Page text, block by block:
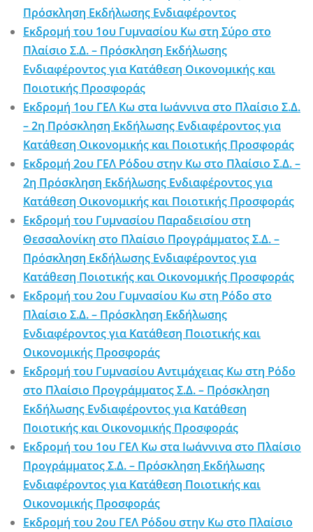
Πρόσκληση Εκδήλωσης Ενδιαφέροντος
Εκδρομή του 1ου Γυμνασίου Κω στη Σύρο στο
Πλαίσιο Σ.Δ. – Πρόσκληση Εκδήλωσης
Ενδιαφέροντος για Κατάθεση Οικονομικής και
Ποιοτικής Προσφοράς
Εκδρομή 1ου ΓΕΛ Κω στα Ιωάννινα στο Πλαίσιο Σ.Δ.
– 2η Πρόσκληση Εκδήλωσης Ενδιαφέροντος για
Κατάθεση Οικονομικής και Ποιοτικής Προσφοράς
Εκδρομή 2ου ΓΕΛ Ρόδου στην Κω στο Πλαίσιο Σ.Δ. –
2η Πρόσκληση Εκδήλωσης Ενδιαφέροντος για
Κατάθεση Οικονομικής και Ποιοτικής Προσφοράς
Εκδρομή του Γυμνασίου Παραδεισίου στη
Θεσσαλονίκη στο Πλαίσιο Προγράμματος Σ.Δ. –
Πρόσκληση Εκδήλωσης Ενδιαφέροντος για
Κατάθεση Ποιοτικής και Οικονομικής Προσφοράς
Εκδρομή του 2ου Γυμνασίου Κω στη Ρόδο στο
Πλαίσιο Σ.Δ. – Πρόσκληση Εκδήλωσης
Ενδιαφέροντος για Κατάθεση Ποιοτικής και
Οικονομικής Προσφοράς
Εκδρομή του Γυμνασίου Αντιμάχειας Κω στη Ρόδο
στο Πλαίσιο Προγράμματος Σ.Δ. – Πρόσκληση
Εκδήλωσης Ενδιαφέροντος για Κατάθεση
Ποιοτικής και Οικονομικής Προσφοράς
Εκδρομή του 1ου ΓΕΛ Κω στα Ιωάννινα στο Πλαίσιο
Προγράμματος Σ.Δ. – Πρόσκληση Εκδήλωσης
Ενδιαφέροντος για Κατάθεση Ποιοτικής και
Οικονομικής Προσφοράς
Εκδρομή του 2ου ΓΕΛ Ρόδου στην Κω στο Πλαίσιο